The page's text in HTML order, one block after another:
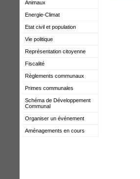
Animaux
Energie-Climat
Etat civil et population
Vie politique
Représentation citoyenne
Fiscalité
Règlements communaux
Primes communales
Schéma de Développement
Communal
Organiser un événement
Aménagements en cours